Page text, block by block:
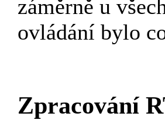
záměrně u
ovládání bylo
Zpracování